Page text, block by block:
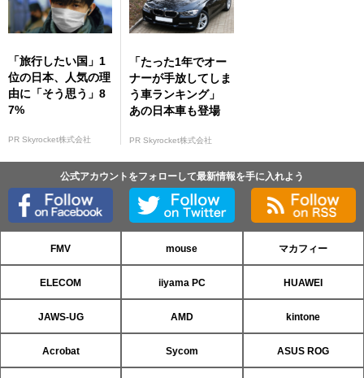
「旅行したい国」1
位の日本、人気の理
由に「そう思う」8
7%
PR Skyrocket株式会社
「たった1年でオー
ナーが手放してしま
う車ランキング」
あの日本車も登場
PR Skyrocket株式会社
公式アカウントをフォローして最新情報を手に入れよう
FMV mouse マカフィー
ELECOM iiyama PC HUAWEI
JAWS-UG AMD kintone
Acrobat Sycom ASUS ROG